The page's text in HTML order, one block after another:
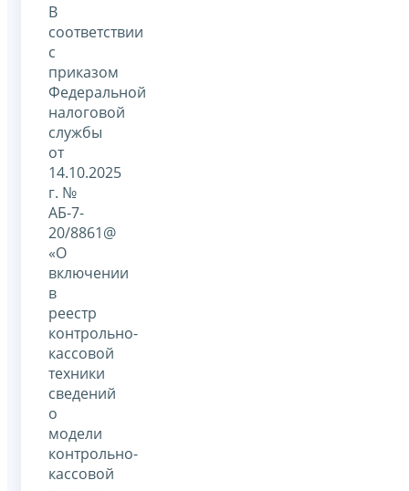
В
соответствии
с
приказом
Федеральной
налоговой
службы
от
14.10.2025
г. №
АБ-7-
20/8861@
«О
включении
в
реестр
контрольно-
кассовой
техники
сведений
о
модели
контрольно-
кассовой